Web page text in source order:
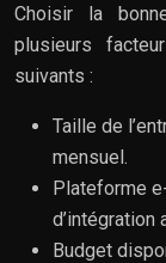
Choisir la
plusieurs
suivants :
Taille de
mensuel.
Plateforme
Budget